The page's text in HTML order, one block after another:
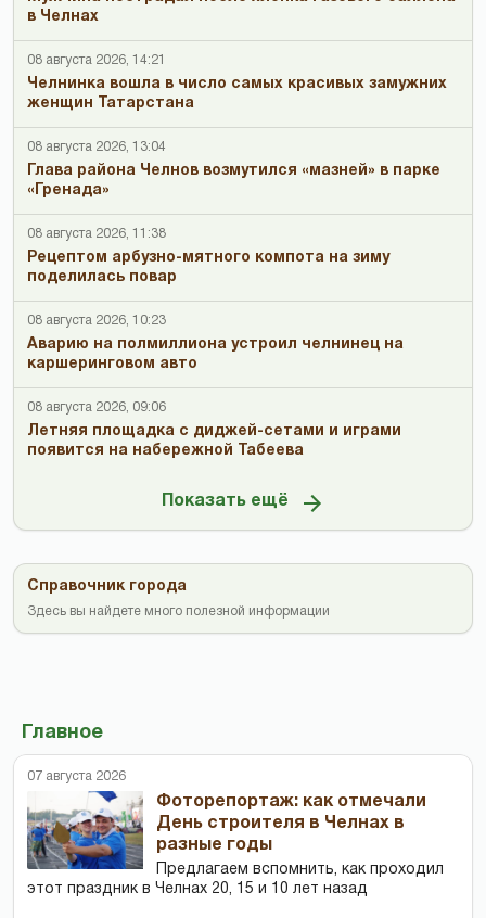
в Челнах
08 августа 2026, 14:21
Челнинка вошла в число самых красивых замужних
женщин Татарстана
08 августа 2026, 13:04
Глава района Челнов возмутился «мазней» в парке
«Гренада»
08 августа 2026, 11:38
Рецептом арбузно-мятного компота на зиму
поделилась повар
08 августа 2026, 10:23
Аварию на полмиллиона устроил челнинец на
каршеринговом авто
08 августа 2026, 09:06
Летняя площадка с диджей-сетами и играми
появится на набережной Табеева
Показать ещё
Справочник города
Здесь вы найдете много полезной информации
Главное
07 августа 2026
Фоторепортаж: как отмечали
День строителя в Челнах в
разные годы
Предлагаем вспомнить, как проходил
этот праздник в Челнах 20, 15 и 10 лет назад